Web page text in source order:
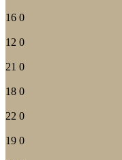
16 0
12 0
21 0
18 0
22 0
19 0